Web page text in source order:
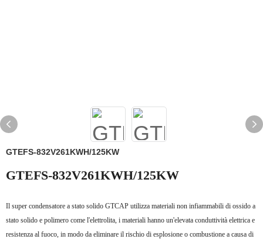
GTEFS-832V261KWH/125KW
GTEFS-832V261KWH/125KW
Il super condensatore a stato solido GTCAP utilizza materiali non infiammabili di ossido a
stato solido e polimero come l'elettrolita, i materiali hanno un'elevata conduttività elettrica e
resistenza al fuoco, in modo da eliminare il rischio di esplosione o combustione a causa di